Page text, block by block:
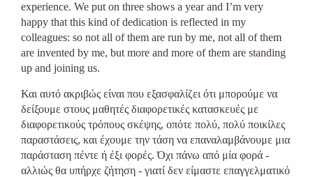
experience. We put on three shows a year and I’m very
happy that this kind of dedication is reflected in my
colleagues: so not all of them are run by me, not all of them
are invented by me, but more and more of them are standing
up and joining us.
Και αυτό ακριβώς είναι που εξασφαλίζει ότι μπορούμε να
δείξουμε στους μαθητές διαφορετικές κατασκευές με
διαφορετικούς τρόπους σκέψης, οπότε πολύ, πολύ ποικίλες
παραστάσεις, και έχουμε την τάση να επαναλαμβάνουμε μια
παράσταση πέντε ή έξι φορές. Όχι πάνω από μία φορά -
αλλιώς θα υπήρχε ζήτηση - γιατί δεν είμαστε επαγγελματικό